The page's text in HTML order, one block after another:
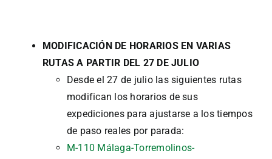
MODIFICACIÓN DE HORARIOS EN VARIAS
RUTAS A PARTIR DEL 27 DE JULIO
Desde el 27 de julio las siguientes rutas
modifican los horarios de sus
expediciones para ajustarse a los tiempos
de paso reales por parada:
M-110 Málaga-Torremolinos-